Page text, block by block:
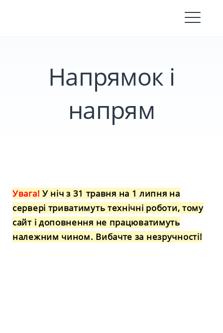
Напрямок і
напрям
Увага! У ніч з 31 травня на 1 липня на
сервері триватимуть технічні роботи, тому
сайт і доповнення не працюватимуть
належним чином. Вибачте за незручності!